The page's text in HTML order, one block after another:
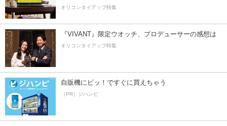
オリコンタイアップ特集
『VIVANT』限定ウオッチ、プロデューサーの感想は
オリコンタイアップ特集
自販機にピッ！ですぐに買えちゃう
（PR）ジハンピ